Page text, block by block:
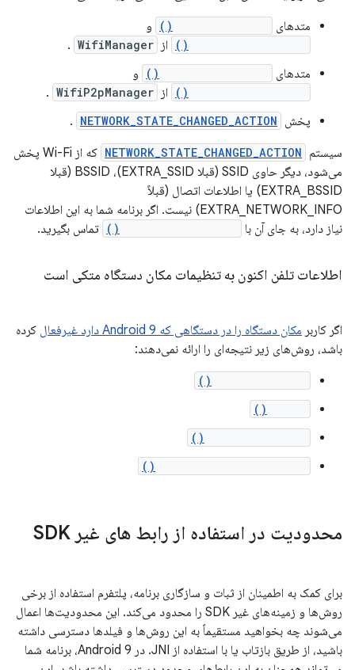
متدهای
و
از WifiManager
.
متدهای
و
از WifiP2pManager
.
پخش NETWORK_STATE_CHANGED_ACTION
.
سیستم NETWORK_STATE_CHANGED_ACTION
که از Wi-Fi پخش
می‌شود، دیگر حاوی SSID (قبلا EXTRA_SSID)، BSSID (قبلا
EXTRA_BSSID) یا اطلاعات اتصال (قبلاً
EXTRA_NETWORK_INFO) نیست. اگر برنامه شما به این اطلاعات
نیاز دارد، به جای آن با
تماس بگیرید.
اطلاعات تلفن اکنون به تنظیمات مکان دستگاه متکی است
اگر کاربر مکان دستگاه را در دستگاهی که Android 9 دارد غیرفعال
کرده
باشد، روش‌های زیر نتیجه‌ای را ارائه نمی‌دهند:
محدودیت در استفاده از رابط های غیر SDK
برای کمک به اطمینان از ثبات و سازگاری برنامه، پلتفرم استفاده از برخی
روش‌ها و زمینه‌های غیر SDK را محدود می‌کند. این محدودیت‌ها اعمال
می‌شوند چه بخواهید مستقیماً به این روش‌ها و فیلدها دسترسی داشته
باشید، از طریق بازتاب یا با استفاده از JNI. در Android 9، برنامه شما